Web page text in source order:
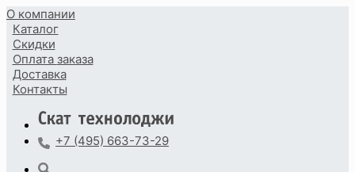
О компании
Каталог
Скидки
Оплата заказа
Доставка
Контакты
+7 (495) 663-73-29